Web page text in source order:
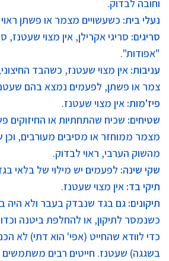
וחובה לבדוק.
נעלי בית: כשעשויים מצמר או פשתן
סריגים: סריגי אקרילן, אין מצוי שעטנז,
"אפודות".
עניבות: אין מצוי שעטנז, כשהבד
צמר או פשתן, לפעמים נמצא בהם
פיז'מות: אין מצוי שעטנז.
שטיחים: שכיח שהתחתיות או החיזוקים
מצמר ממוחזר או מסיבים מעורבים, וכן
מהשוק הערבי, ראוי לבדוק.
שקי שינה: לפעמים יש מילוי של בלאי
תיקי בד: אין מצוי שעטנז.
תיקונים: גם בגד שנבדק בעבר ולא היה
כשנמסר לתיקון, או להחלפת ביטנה
כדי לוודא שהחייט (אפי' הוא דתי) לא
בשגגה) שעטנז. חייטים רבים משתמשים